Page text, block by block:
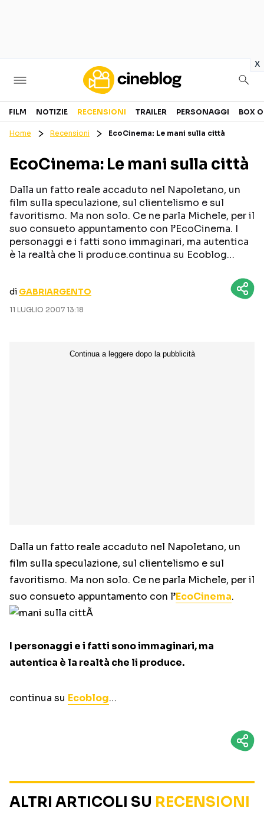
x
Cinema
GENERI
PERSONAGGI
CANALI STREAMING
Categorie
NOTIZIE
RECENSIONI
TRAILER
FILM NOTIZIE RECENSIONI TRAILER PERSONAGGI BOX
Home Recensioni EcoCinema: Le mani sulla città
EcoCinema: Le mani sulla città
Dalla un fatto reale accaduto nel Napoletano, un
film sulla speculazione, sul clientelismo e sul
favoritismo. Ma non solo. Ce ne parla Michele, per il
suo consueto appuntamento con l’EcoCinema. I
personaggi e i fatti sono immaginari, ma autentica
è la realtà che li produce.continua su Ecoblog…
di GABRIARGENTO
11 LUGLIO 2007 13:18
Dalla un fatto reale accaduto nel Napoletano, un
film sulla speculazione, sul clientelismo e sul
favoritismo. Ma non solo. Ce ne parla Michele, per il
suo consueto appuntamento con l’EcoCinema.
I personaggi e i fatti sono immaginari, ma
autentica è la realtà che li produce.
continua su Ecoblog…
ALTRI ARTICOLI SU RECENSIONI